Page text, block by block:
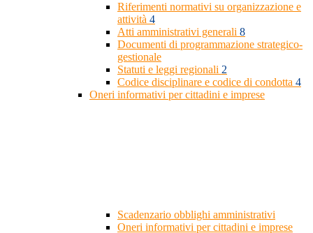
Riferimenti normativi su organizzazione e
attività 4
Atti amministrativi generali 8
Documenti di programmazione strategico-
gestionale
Statuti e leggi regionali 2
Codice disciplinare e codice di condotta 4
Oneri informativi per cittadini e imprese
Scadenzario obblighi amministrativi
Oneri informativi per cittadini e imprese